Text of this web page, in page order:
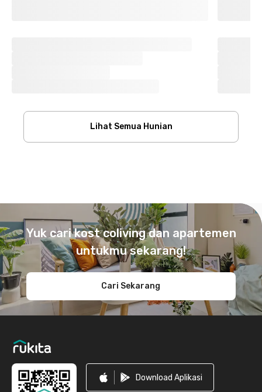
Lihat Semua Hunian
Yuk cari kost coliving dan apartemen
untukmu sekarang!
Cari Sekarang
Download Aplikasi